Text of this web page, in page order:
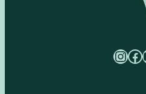
InstagramFacebook